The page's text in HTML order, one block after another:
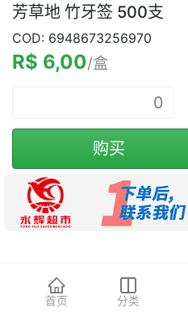
芳草地 竹牙签 500支
COD: 6948673256970
R$ 6,00/盒
购买
首页 分类